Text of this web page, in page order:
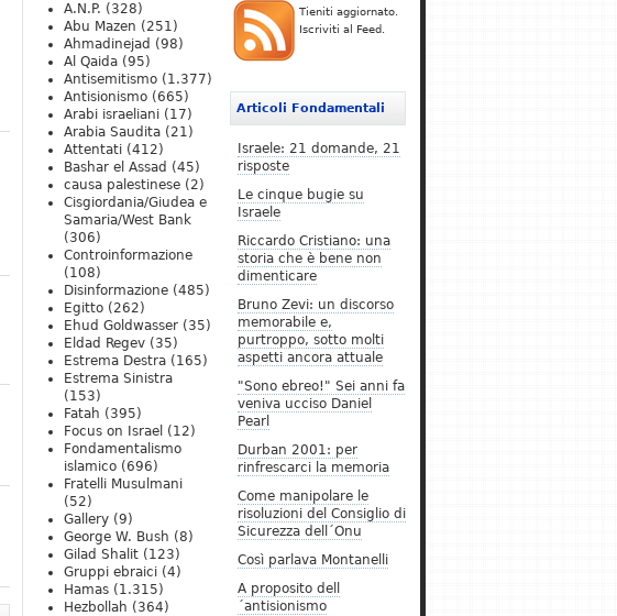
Tieniti aggiornato.
Iscriviti al Feed.
Articoli Fondamentali
Israele: 21 domande, 21
risposte
Le cinque bugie su
Israele
Riccardo Cristiano: una
storia che è bene non
dimenticare
Bruno Zevi: un discorso
memorabile e,
purtroppo, sotto molti
aspetti ancora attuale
"Sono ebreo!" Sei anni fa
veniva ucciso Daniel
Pearl
Durban 2001: per
rinfrescarci la memoria
Come manipolare le
risoluzioni del Consiglio di
Sicurezza dell´Onu
Così parlava Montanelli
A proposito dell
´antisionismo
A.N.P. (328)
Abu Mazen (251)
Ahmadinejad (98)
Al Qaida (95)
Antisemitismo (1.377)
Antisionismo (665)
Arabi israeliani (17)
Arabia Saudita (21)
Attentati (412)
Bashar el Assad (45)
causa palestinese (2)
Cisgiordania/Giudea e
Samaria/West Bank
(306)
Controinformazione
(108)
Disinformazione (485)
Egitto (262)
Ehud Goldwasser (35)
Eldad Regev (35)
Estrema Destra (165)
Estrema Sinistra
(153)
Fatah (395)
Focus on Israel (12)
Fondamentalismo
islamico (696)
Fratelli Musulmani
(52)
Gallery (9)
George W. Bush (8)
Gilad Shalit (123)
Gruppi ebraici (4)
Hamas (1.315)
Hezbollah (364)